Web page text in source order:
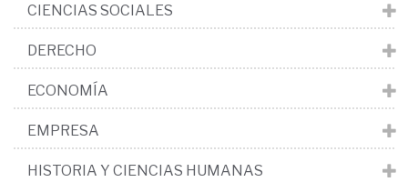
CIENCIAS SOCIALES
DERECHO
ECONOMÍA
EMPRESA
HISTORIA Y CIENCIAS HUMANAS